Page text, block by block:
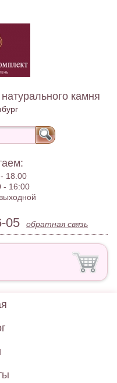
камня
18.00
- 16:00
выходной
05 обратная связь